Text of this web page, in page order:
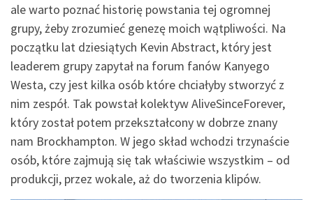
ale warto poznać historię powstania tej ogromnej
grupy, żeby zrozumieć genezę moich wątpliwości. Na
początku lat dziesiątych Kevin Abstract, który jest
leaderem grupy zapytał na forum fanów Kanyego
Westa, czy jest kilka osób które chciałyby stworzyć z
nim zespół. Tak powstał kolektyw AliveSinceForever,
który został potem przekształcony w dobrze znany
nam Brockhampton. W jego skład wchodzi trzynaście
osób, które zajmują się tak właściwie wszystkim – od
produkcji, przez wokale, aż do tworzenia klipów.